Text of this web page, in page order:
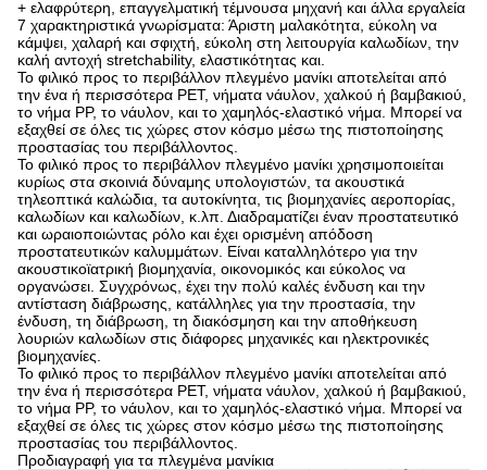
+ ελαφρύτερη, επαγγελματική τέμνουσα μηχανή και άλλα εργαλεία
7 χαρακτηριστικά γνωρίσματα: Άριστη μαλακότητα, εύκολη να
κάμψει, χαλαρή και σφιχτή, εύκολη στη λειτουργία καλωδίων, την
καλή αντοχή stretchability, ελαστικότητας και.
Το φιλικό προς το περιβάλλον πλεγμένο μανίκι αποτελείται από
την ένα ή περισσότερα PET, νήματα νάυλον, χαλκού ή βαμβακιού,
το νήμα PP, το νάυλον, και το χαμηλός-ελαστικό νήμα. Μπορεί να
εξαχθεί σε όλες τις χώρες στον κόσμο μέσω της πιστοποίησης
προστασίας του περιβάλλοντος.
Το φιλικό προς το περιβάλλον πλεγμένο μανίκι χρησιμοποιείται
κυρίως στα σκοινιά δύναμης υπολογιστών, τα ακουστικά
τηλεοπτικά καλώδια, τα αυτοκίνητα, τις βιομηχανίες αεροπορίας,
καλωδίων και καλωδίων, κ.λπ. Διαδραματίζει έναν προστατευτικό
και ωραιοποιώντας ρόλο και έχει ορισμένη απόδοση
προστατευτικών καλυμμάτων. Είναι καταλληλότερο για την
ακουστικοϊατρική βιομηχανία, οικονομικός και εύκολος να
οργανώσει. Συγχρόνως, έχει την πολύ καλές ένδυση και την
αντίσταση διάβρωσης, κατάλληλες για την προστασία, την
ένδυση, τη διάβρωση, τη διακόσμηση και την αποθήκευση
λουριών καλωδίων στις διάφορες μηχανικές και ηλεκτρονικές
βιομηχανίες.
Το φιλικό προς το περιβάλλον πλεγμένο μανίκι αποτελείται από
την ένα ή περισσότερα PET, νήματα νάυλον, χαλκού ή βαμβακιού,
το νήμα PP, το νάυλον, και το χαμηλός-ελαστικό νήμα. Μπορεί να
εξαχθεί σε όλες τις χώρες στον κόσμο μέσω της πιστοποίησης
προστασίας του περιβάλλοντος.
Προδιαγραφή για τα πλεγμένα μανίκια